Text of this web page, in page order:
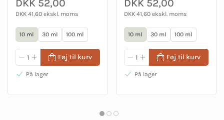
DKK 52,00
DKK 41,60 ekskl. moms
10 ml 30 ml 100 ml
Føj til kurv
På lager
DKK 52,00
DKK 41,60 ekskl. moms
10 ml 30 ml 100 ml
Føj til kurv
På lager